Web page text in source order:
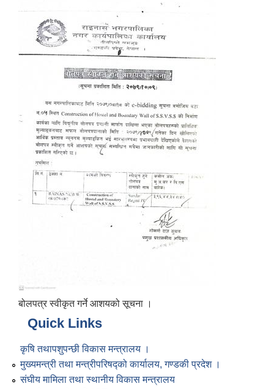
बोलपत्र स्वीकृत गर्ने आशयको सूचना ।
Quick Links
कृषि तथापशुपन्छी विकास मन्त्रालय ।
मुख्यमन्त्री तथा मन्त्रीपरिषद्को कार्यालय, गण्डकी प्रदेश ।
संघीय मामिला तथा स्थानीय विकास मन्त्रालय